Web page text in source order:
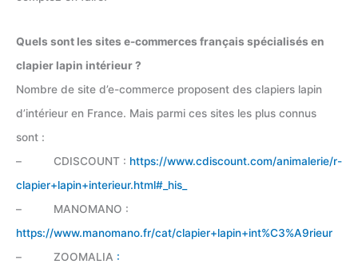
Quels sont les sites e-commerces français spécialisés en
clapier lapin intérieur ?
Nombre de site d’e-commerce proposent des clapiers lapin
d’intérieur en France. Mais parmi ces sites les plus connus
sont :
– CDISCOUNT : https://www.cdiscount.com/animalerie/r-
clapier+lapin+interieur.html#_his_
– MANOMANO :
https://www.manomano.fr/cat/clapier+lapin+int%C3%A9rieur
– ZOOMALIA :